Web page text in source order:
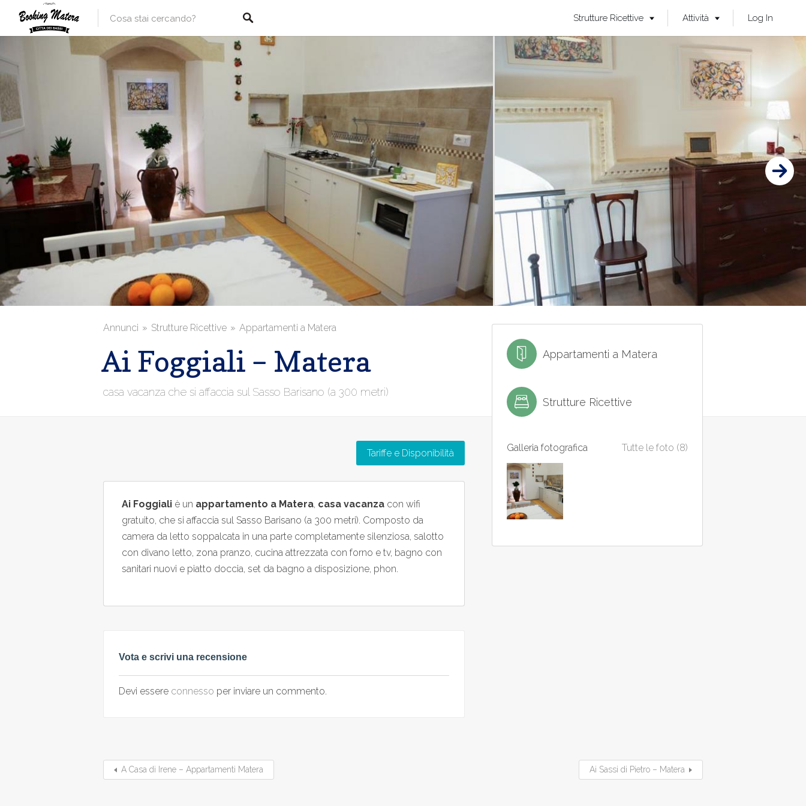
Strutture Ricettive Attività Log In
Annunci Strutture Ricettive Appartamenti a Matera
Ai Foggiali – Matera
casa vacanza che si affaccia sul Sasso Barisano (a 300 metri)
Tariffe e Disponibilità
Ai Foggiali è un appartamento a Matera, casa vacanza con wifi
gratuito, che si affaccia sul Sasso Barisano (a 300 metri). Composto da
camera da letto soppalcata in una parte completamente silenziosa, salotto
con divano letto, zona pranzo, cucina attrezzata con forno e tv, bagno con
sanitari nuovi e piatto doccia, set da bagno a disposizione, phon.
Vota e scrivi una recensione
Devi essere connesso per inviare un commento.
Appartamenti a Matera
Strutture Ricettive
Galleria fotografica Tutte le foto (8)
A Casa di Irene – Appartamenti Matera Ai Sassi di Pietro – Matera